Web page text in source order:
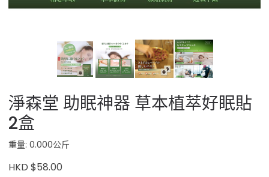
淨森堂 助眠神器 草本植萃好眠貼
2盒
重量: 0.000公斤
HKD $58.00